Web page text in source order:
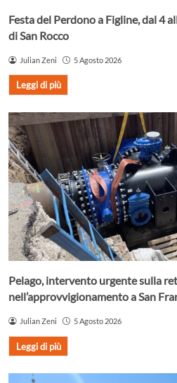
Festa del Perdono a Figline, dal 4
di San Rocco
Julian Zeni 5 Agosto 2026
Leggi di più
Pelago, intervento urgente sulla
nell’approvvigionamento a San
Julian Zeni 5 Agosto 2026
Leggi di più